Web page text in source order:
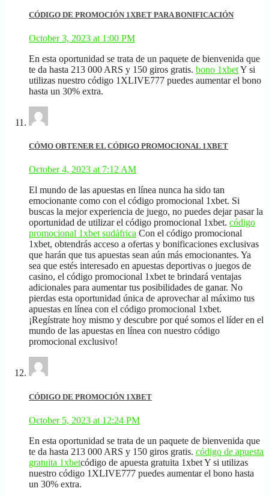
CÓDIGO DE PROMOCIÓN 1XBET PARA BONIFICACIÓN
October 3, 2023 at 1:00 PM
En esta oportunidad se trata de un paquete de bienvenida que
te da hasta 213 000 ARS y 150 giros gratis. bono 1xbetY si
utilizas nuestro código 1XLIVE777 puedes aumentar el bono
hasta un 30% extra.
CÓMO OBTENER EL CÓDIGO PROMOCIONAL 1XBET
October 4, 2023 at 7:12 AM
El mundo de las apuestas en línea nunca ha sido tan
emocionante como con el código promocional 1xbet. Si
buscas la mejor experiencia de juego, no puedes dejar pasar la
oportunidad de utilizar el código promocional 1xbet. código
promocional 1xbet sudáfrica Con el código promocional
1xbet, obtendrás acceso a ofertas y bonificaciones exclusivas
que harán que tus apuestas sean aún más emocionantes. Ya
sea que estés interesado en apuestas deportivas o juegos de
casino, el código promocional 1xbet te brindará ventajas
adicionales para aumentar tus posibilidades de ganar. No
pierdas esta oportunidad única de aprovechar al máximo tus
apuestas en línea con el código promocional 1xbet.
¡Regístrate hoy mismo y descubre por qué somos el líder en el
mundo de las apuestas en línea con nuestro código
promocional exclusivo!
CÓDIGO DE PROMOCIÓN 1XBET
October 5, 2023 at 12:24 PM
En esta oportunidad se trata de un paquete de bienvenida que
te da hasta 213 000 ARS y 150 giros gratis. código de apuesta
gratuita 1xbetcódigo de apuesta gratuita 1xbet Y si utilizas
nuestro código 1XLIVE777 puedes aumentar el bono hasta
un 30% extra.